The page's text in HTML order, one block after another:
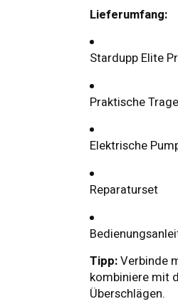
Lieferumfang:
Stardupp Elite
Praktische
Elektrische
Reparaturset
Tipp:Verbinde
kombiniere mit
Überschlägen.